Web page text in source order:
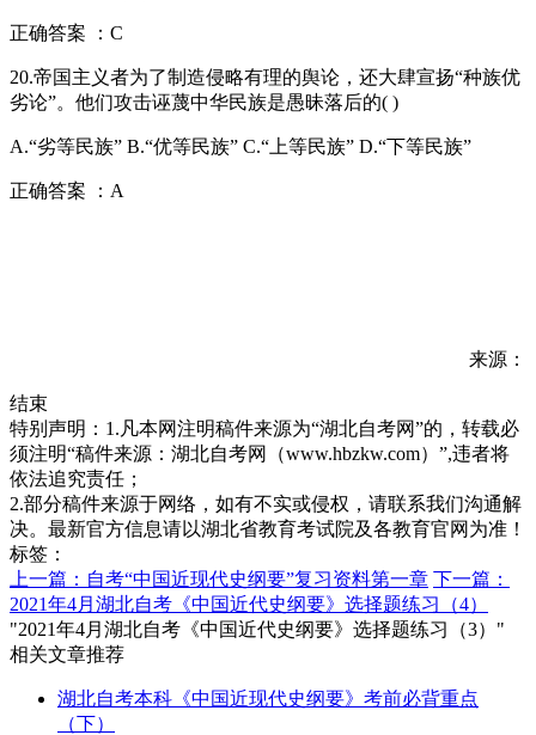
正确答案 ：C
20.帝国主义者为了制造侵略有理的舆论，还大肆宣扬“种族优
劣论”。他们攻击诬蔑中华民族是愚昧落后的( )
A.“劣等民族” B.“优等民族” C.“上等民族” D.“下等民族”
正确答案 ：A
来源：
结束
特别声明：1.凡本网注明稿件来源为“湖北自考网”的，转载必
须注明“稿件来源：湖北自考网（www.hbzkw.com）”,违者将
依法追究责任；
2.部分稿件来源于网络，如有不实或侵权，请联系我们沟通解
决。最新官方信息请以湖北省教育考试院及各教育官网为准！
标签：
上一篇：自考“中国近现代史纲要”复习资料第一章 下一篇：
2021年4月湖北自考《中国近代史纲要》选择题练习（4）
"2021年4月湖北自考《中国近代史纲要》选择题练习（3）"
相关文章推荐
湖北自考本科《中国近现代史纲要》考前必背重点
（下）